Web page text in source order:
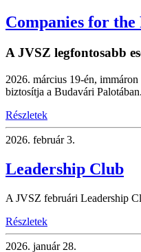
Companies for
A JVSZ legfontosabb
2026. március 19-én,
biztosítja a Budavári Palotában.
Részletek
2026. február 3.
Leadership Club
A JVSZ februári Leadership
Részletek
2026. január 28.